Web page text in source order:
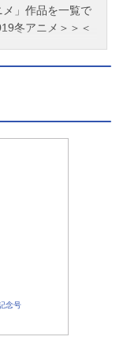
メ」作品を一覧で
冬アニメ＞＞＜
念号